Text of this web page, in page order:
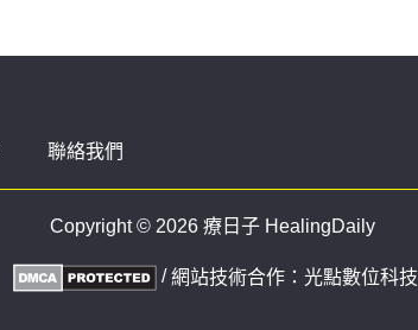
聯絡我們
Copyright © 2026 療日子 HealingDaily
/網站技術合作： 光點數位科技